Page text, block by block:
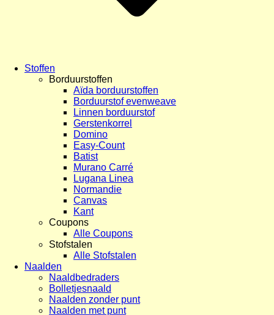
Stoffen
Borduurstoffen
Aïda borduurstoffen
Borduurstof evenweave
Linnen borduurstof
Gerstenkorrel
Domino
Easy-Count
Batist
Murano Carré
Lugana Linea
Normandie
Canvas
Kant
Coupons
Alle Coupons
Stofstalen
Alle Stofstalen
Naalden
Naaldbedraders
Bolletjesnaald
Naalden zonder punt
Naalden met punt